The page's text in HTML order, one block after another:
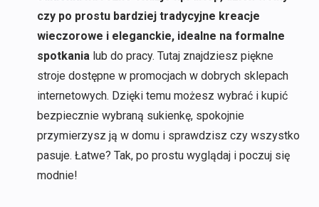
czy po prostu bardziej tradycyjne kreacje
wieczorowe i eleganckie, idealne na formalne
spotkania lub do pracy. Tutaj znajdziesz piękne
stroje dostępne w promocjach w dobrych sklepach
internetowych. Dzięki temu możesz wybrać i kupić
bezpiecznie wybraną sukienkę, spokojnie
przymierzysz ją w domu i sprawdzisz czy wszystko
pasuje. Łatwe? Tak, po prostu wyglądaj i poczuj się
modnie!